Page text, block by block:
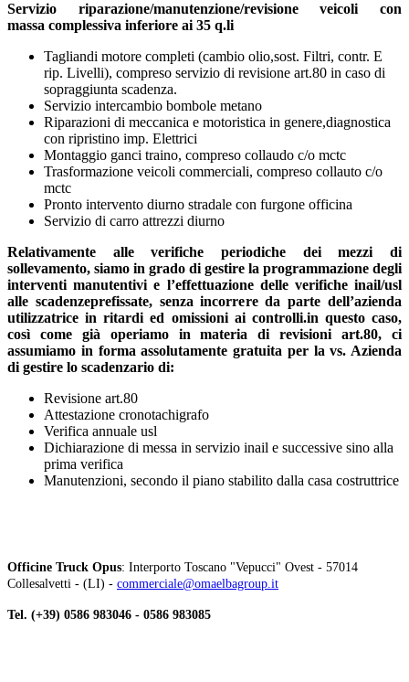
Servizio riparazione/manutenzione/revisione veicoli con
massa complessiva inferiore ai 35 q.li
Tagliandi motore completi (cambio olio,sost. Filtri, contr. E
rip. Livelli), compreso servizio di revisione art.80 in caso di
sopraggiunta scadenza.
Servizio intercambio bombole metano
Riparazioni di meccanica e motoristica in genere,diagnostica
con ripristino imp. Elettrici
Montaggio ganci traino, compreso collaudo c/o mctc
Trasformazione veicoli commerciali, compreso collauto c/o
mctc
Pronto intervento diurno stradale con furgone officina
Servizio di carro attrezzi diurno
Relativamente alle verifiche periodiche dei mezzi di
sollevamento, siamo in grado di gestire la programmazione degli
interventi manutentivi e l’effettuazione delle verifiche inail/usl
alle scadenzeprefissate, senza incorrere da parte dell’azienda
utilizzatrice in ritardi ed omissioni ai controlli.in questo caso,
così come già operiamo in materia di revisioni art.80, ci
assumiamo in forma assolutamente gratuita per la vs. Azienda
di gestire lo scadenzario di:
Revisione art.80
Attestazione cronotachigrafo
Verifica annuale usl
Dichiarazione di messa in servizio inail e successive sino alla
prima verifica
Manutenzioni, secondo il piano stabilito dalla casa costruttrice
Officine Truck Opus: Interporto Toscano "Vepucci" Ovest - 57014
Collesalvetti - (LI) - commerciale@omaelbagroup.it
Tel. (+39) 0586 983046 - 0586 983085